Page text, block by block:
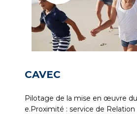
CAVEC
Pilotage de la mise en œuvre
e.Proximité : service de